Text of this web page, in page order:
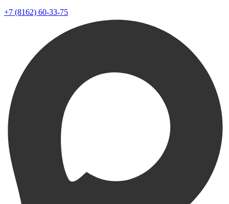
+7 (8162) 60-33-75